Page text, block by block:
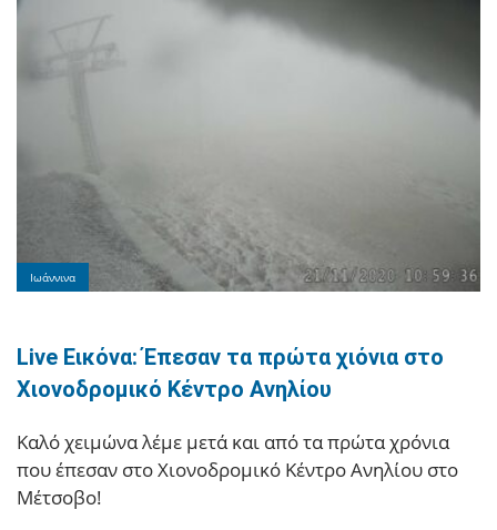
Ιωάννινα
Live Εικόνα: Έπεσαν τα πρώτα χιόνια στο
Χιονοδρομικό Κέντρο Ανηλίου
Καλό χειμώνα λέμε μετά και από τα πρώτα χρόνια
που έπεσαν στο Χιονοδρομικό Κέντρο Ανηλίου στο
Μέτσοβο!